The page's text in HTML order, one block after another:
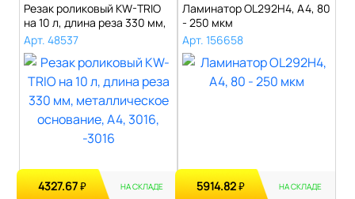
Резак роликовый KW-TRIO
на 10 л, длина реза 330 мм,
мет..
Арт. 48537
4327.67₽ НА СКЛАДЕ
Ламинатор OL292H4, A4, 80
- 250 мкм
Арт. 156658
5914.82₽ НА СКЛАДЕ